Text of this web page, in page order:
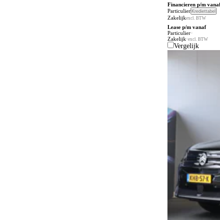
Financieren p/m
ParticulierKrediettabel
Zakelijkexcl. BTW
Lease p/m vanaf
Particulier
Zakelijk excl. BTW
Vergelijk